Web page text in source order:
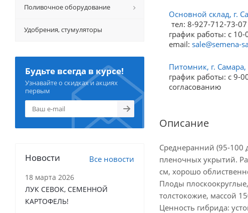
Основной склад, г.
тел: 8-927-712-73-07
график работы: с
email: sale@semena-
Питомник, г.
график работы: с 9-
согласованию
Описание
Среднеранний (95-100
пленочных укрытий.
см, хорошо
Плоды
толстокожие, массой
Ценность гибрида:
Поливочное оборудование
Удобрения, стумуляторы
Будьте всегда в курсе!
Узнавайте о скидках и акциях
первым
Новости Все новости
18 марта 2026
ЛУК СЕВОК, СЕМЕННОЙ
КАРТОФЕЛЬ!